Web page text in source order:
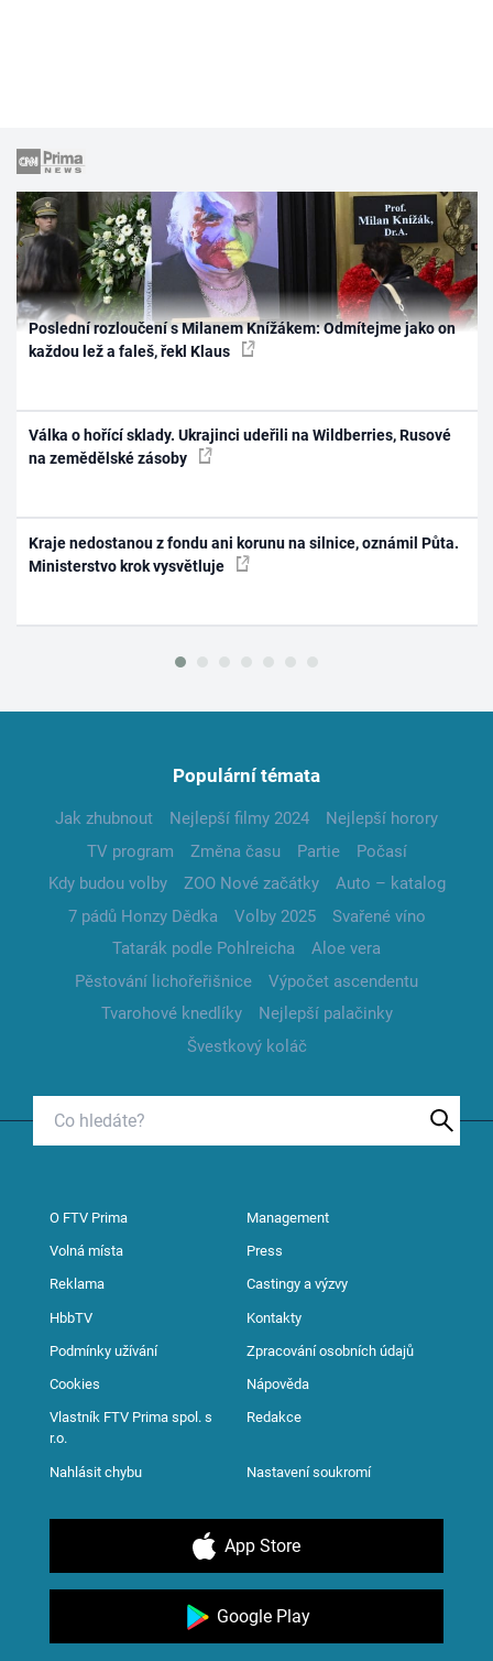
Poslední rozloučení s Milanem Knížákem: Odmítejme jako on
každou lež a faleš, řekl Klaus
Válka o hořící sklady. Ukrajinci udeřili na Wildberries, Rusové
na zemědělské zásoby
Kraje nedostanou z fondu ani korunu na silnice, oznámil Půta.
Ministerstvo krok vysvětluje
Populární témata
Jak zhubnout Nejlepší filmy 2024
Nejlepší horory
TV program
Změna času Partie
Počasí
Kdy budou volby
ZOO Nové začátky
Auto – katalog
7 pádů Honzy Dědka
Volby 2025
Svařené víno
Tatarák podle Pohlreicha
Aloe vera
Pěstování lichořeřišnice
Výpočet ascendentu
Tvarohové knedlíky
Nejlepší palačinky
Švestkový koláč
O FTV Prima Management
Volná místa Press
Reklama Castingy a výzvy
HbbTV Kontakty
Podmínky užívání Zpracování osobních údajů
Cookies Nápověda
Vlastník FTV Prima spol. s
r.o.
Redakce
Nahlásit chybu Nastavení soukromí
App Store
Google Play